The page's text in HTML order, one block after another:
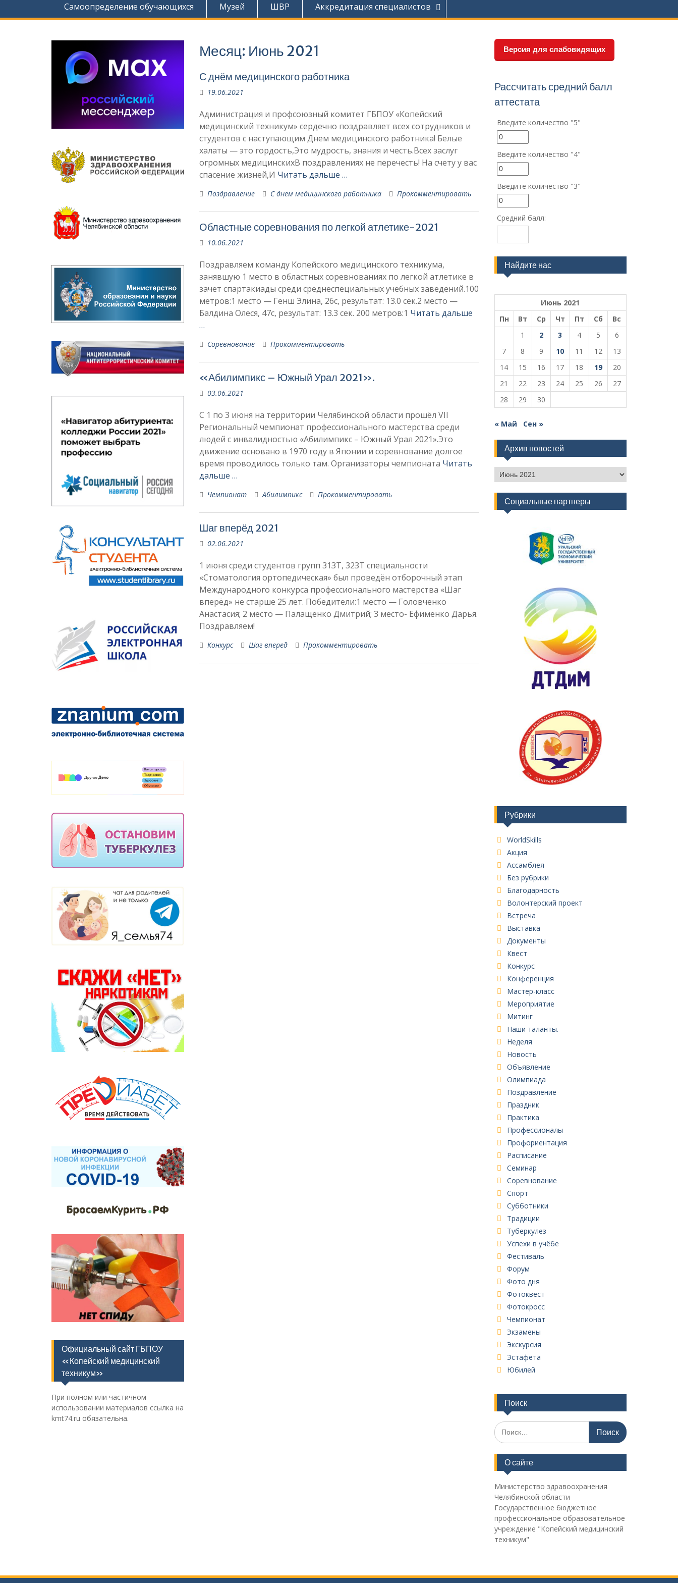
Самоопределение обучающихся
Музей ШВР Аккредитация специалистов
Месяц: Июнь 2021
С днём медицинского работника
19.06.2021
Администрация и профсоюзный комитет ГБПОУ «Копейский
медицинский техникум» сердечно поздравляет всех сотрудников и
студентов с наступающим Днем медицинского работника! Белые
халаты — это гордость,Это мудрость, знания и честь.Всех заслуг
огромных медицинскихВ поздравлениях не перечесть! На счету у вас
спасение жизней,И Читать дальше …
Поздравление С днем медицинского работника Прокомментировать
Областные соревнования по легкой атлетике-2021
10.06.2021
Поздравляем команду Копейского медицинского техникума,
занявшую 1 место в областных соревнованиях по легкой атлетике в
зачет спартакиады среди среднеспециальных учебных заведений.100
метров:1 место — Генш Элина, 26с, результат: 13.0 сек.2 место —
Балдина Олеся, 47с, результат: 13.3 сек. 200 метров:1 Читать дальше
…
Соревнование Прокомментировать
«Абилимпикс – Южный Урал 2021».
03.06.2021
С 1 по 3 июня на территории Челябинской области прошёл VII
Региональный чемпионат профессионального мастерства среди
людей с инвалидностью «Абилимпикс – Южный Урал 2021».Это
движение основано в 1970 году в Японии и соревнование долгое
время проводилось только там. Организаторы чемпионата Читать
дальше …
Чемпионат Абилимпикс Прокомментировать
Шаг вперёд 2021
02.06.2021
1 июня среди студентов групп 31ЗТ, 32ЗТ специальности
«Стоматология ортопедическая» был проведён отборочный этап
Международного конкурса профессионального мастерства «Шаг
вперёд» не старше 25 лет. Победители:1 место — Головченко
Анастасия; 2 место — Палащенко Дмитрий; 3 место- Ефименко Дарья.
Поздравляем!
Конкурс Шаг вперед Прокомментировать
Версия для слабовидящих
Рассчитать средний балл
аттестата
Введите количество "5"
Введите количество "4"
Введите количество "3"
Средний балл:
Найдите нас
Июнь 2021
Пн
Вт Ср Чт Пт Сб
Вс
1
2 3 4 5
6
7
8 9 10 11 12
13
14
15 16 17 18 19
20
21
22 23 24 25 26
27
28
29 30
« Май Сен »
Архив новостей
Архив
новостей
Социальные партнеры
Рубрики
WorldSkills
Акция
Ассамблея
Без рубрики
Благодарность
Волонтерский проект
Встреча
Выставка
Документы
Квест
Конкурс
Конференция
Мастер-класс
Мероприятие
Митинг
Наши таланты.
Неделя
Новость
Объявление
Олимпиада
Поздравление
Праздник
Практика
Профессионалы
Профориентация
Расписание
Семинар
Соревнование
Спорт
Субботники
Традиции
Туберкулез
Успехи в учёбе
Фестиваль
Форум
Фото дня
Фотоквест
Фотокросс
Чемпионат
Экзамены
Экскурсия
Эстафета
Юбилей
Поиск
Поиск
по:
О сайте
Министерство здравоохранения
Челябинской области
Государственное бюджетное
профессиональное образовательное
учреждение "Копейский медицинский
техникум"
Официальный сайт ГБПОУ
«Копейский медицинский
техникум»
При полном или частичном
использовании материалов ссылка на
kmt74.ru обязательна.